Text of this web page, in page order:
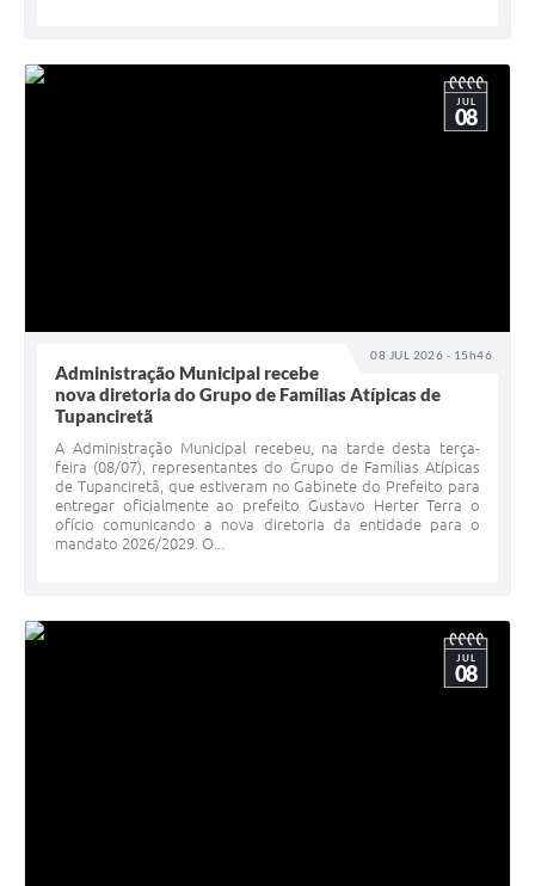
08 JUL 2026 - 15h46
JUL
08
Administração Municipal recebe
nova diretoria do Grupo de Famílias Atípicas de
Tupanciretã
A Administração Municipal recebeu, na tarde desta terça-
feira (08/07), representantes do Grupo de Famílias Atípicas
de Tupanciretã, que estiveram no Gabinete do Prefeito para
entregar oficialmente ao prefeito Gustavo Herter Terra o
ofício comunicando a nova diretoria da entidade para o
mandato 2026/2029. O...
JUL
08